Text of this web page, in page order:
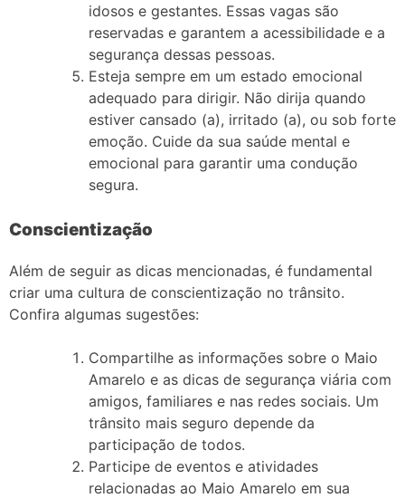
idosos e gestantes. Essas vagas são
reservadas e garantem a acessibilidade e a
segurança dessas pessoas.
Esteja sempre em um estado emocional
adequado para dirigir. Não dirija quando
estiver cansado (a), irritado (a), ou sob forte
emoção. Cuide da sua saúde mental e
emocional para garantir uma condução
segura.
Conscientização
Além de seguir as dicas mencionadas, é fundamental
criar uma cultura de conscientização no trânsito.
Confira algumas sugestões:
Compartilhe as informações sobre o Maio
Amarelo e as dicas de segurança viária com
amigos, familiares e nas redes sociais. Um
trânsito mais seguro depende da
participação de todos.
Participe de eventos e atividades
relacionadas ao Maio Amarelo em sua